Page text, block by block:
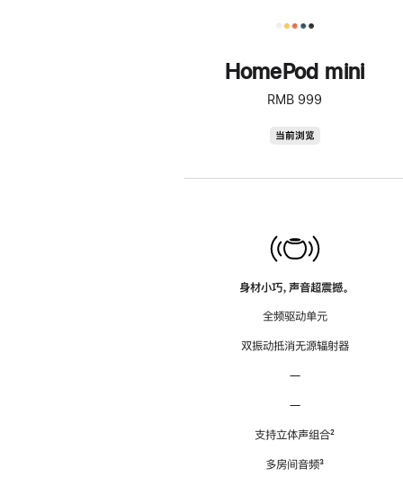
HomePod mini
RMB 999
当前浏览
身材小巧，声音超震撼。
全频驱动单元
双振动抵消无源辐射器
—
—
支持立体声组合脚
²
多房间音频脚
³